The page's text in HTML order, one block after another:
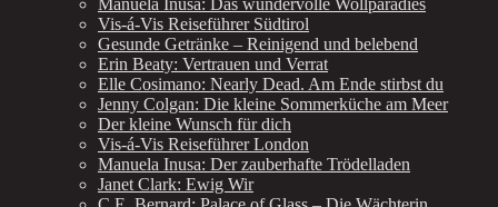
Manuela Inusa: Das wundervolle Wollparadies
Vis-á-Vis Reiseführer Südtirol
Gesunde Getränke – Reinigend und belebend
Erin Beaty: Vertrauen und Verrat
Elle Cosimano: Nearly Dead. Am Ende stirbst du
Jenny Colgan: Die kleine Sommerküche am Meer
Der kleine Wunsch für dich
Vis-á-Vis Reiseführer London
Manuela Inusa: Der zauberhafte Trödelladen
Janet Clark: Ewig Wir